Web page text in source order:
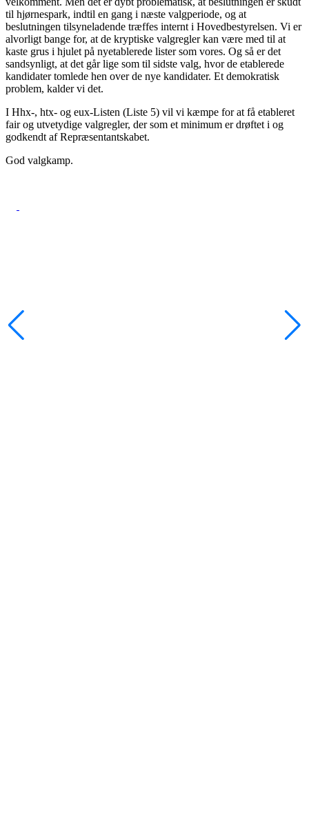
til hjørnespark, indtil en gang i næste valgperiode, og at
beslutningen tilsyneladende træffes internt i Hovedbestyrelsen. Vi er
alvorligt bange for, at de kryptiske valgregler kan være med til at
kaste grus i hjulet på nyetablerede lister som vores. Og så er det
sandsynligt, at det går lige som til sidste valg, hvor de etablerede
kandidater tomlede hen over de nye kandidater. Et demokratisk
problem, kalder vi det.
I Hhx-, htx- og eux-Listen (Liste 5) vil vi kæmpe for at få etableret
fair og utvetydige valgregler, der som et minimum er drøftet i og
godkendt af Repræsentantskabet.
God valgkamp.